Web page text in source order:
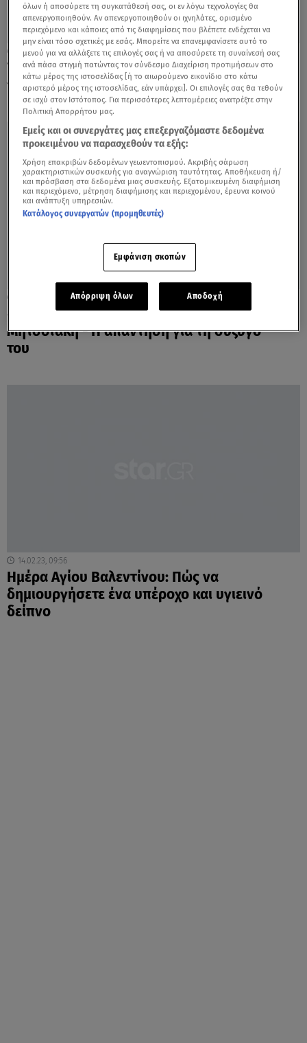
14.02.23, 20:02
Τσίπρας: Συμφώνησε με Μητσοτάκη αλλά
για την… ημέρα των ερωτευμένων!
«Είστε καψούρης;», ρώτησαν τον
Μητσοτάκη - Η απάντηση για τη σύζυγό
του
14.02.23, 09:56
Ημέρα Αγίου Βαλεντίνου: Πώς να
δημιουργήσετε ένα υπέροχο και υγιεινό
δείπνο
όλων ή αποσύρετε τη συγκατάθεσή σας, οι εν λόγω τεχνολογίες θα
απενεργοποιηθούν. Αν απενεργοποιηθούν οι ιχνηλάτες, ορισμένο
περιεχόμενο και κάποιες από τις διαφημίσεις που βλέπετε ενδέχεται να
μην είναι τόσο σχετικές με εσάς. Μπορείτε να επανεμφανίσετε αυτό το
μενού για να αλλάξετε τις επιλογές σας ή να αποσύρετε τη συναίνεσή σας
ανά πάσα στιγμή πατώντας τον σύνδεσμο Διαχείριση προτιμήσεων στο
κάτω μέρος της ιστοσελίδας [ή το αιωρούμενο εικονίδιο στο κάτω
αριστερό μέρος της ιστοσελίδας, εάν υπάρχει]. Οι επιλογές σας θα τεθούν
σε ισχύ στον Ιστότοπος. Για περισσότερες λεπτομέρειες ανατρέξτε στην
Πολιτική Απορρήτου μας.
Εμείς και οι συνεργάτες μας επεξεργαζόμαστε δεδομένα
προκειμένου να παρασχεθούν τα εξής:
Χρήση επακριβών δεδομένων γεωεντοπισμού. Ακριβής σάρωση
χαρακτηριστικών συσκευής για αναγνώριση ταυτότητας. Αποθήκευση ή/
και πρόσβαση στα δεδομένα μιας συσκευής. Εξατομικευμένη διαφήμιση
και περιεχόμενο, μέτρηση διαφήμισης και περιεχομένου, έρευνα κοινού
και ανάπτυξη υπηρεσιών.
Κατάλογος συνεργατών (προμηθευτές)
Εμφάνιση σκοπών
Απόρριψη όλων Αποδοχή